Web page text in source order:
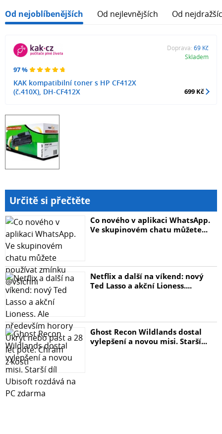
Od nejoblíbenějších Od nejlevnějších Od
97 %
KAK kompatibilní toner s HP CF412X
(č.410X), DH-CF412X
Doprava: 69 Kč
Skladem
699 Kč
Určitě si přečtěte
Co nového v aplikaci WhatsApp.
Ve skupinovém chatu můžete...
Netflix a další na víkend: nový
Ted Lasso a akční Lioness....
Ghost Recon Wildlands dostal
vylepšení a novou misi. Starší...